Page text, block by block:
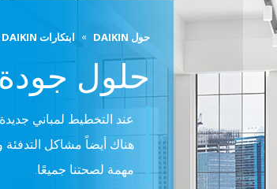
حول DAIKIN ابتكارات DAIKIN
حلول جودة
عند التخطيط لمباني
هناك أيضاً مشاكل التدفئة
مهمة لصحتنا جميعًا.